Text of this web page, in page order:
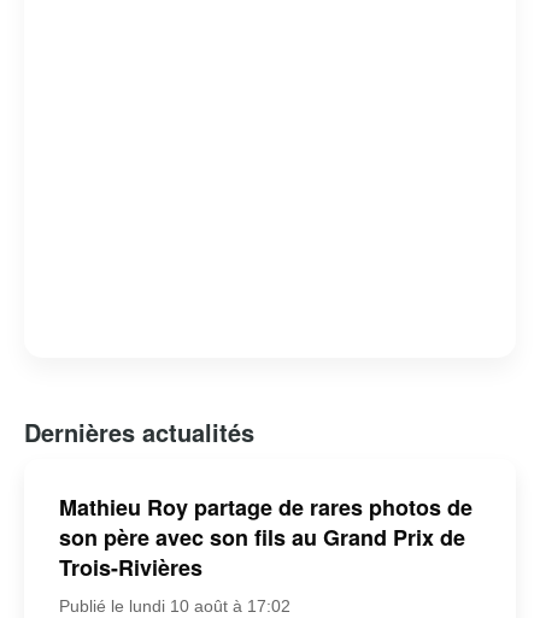
Dernières actualités
Mathieu Roy partage de rares photos de
son père avec son fils au Grand Prix de
Trois-Rivières
Publié le lundi 10 août à 17:02